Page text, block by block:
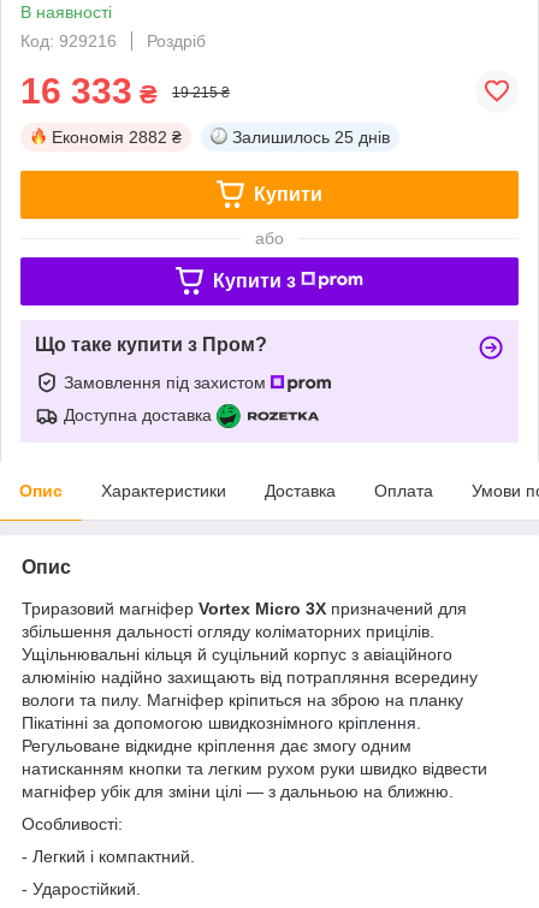
В наявності
Код: 929216
Роздріб
16 333 ₴ 19 215 ₴
Економія 2882 ₴ Залишилось 25 днів
Купити
або
Купити з
Що таке купити з Пром?
Замовлення під захистом
Доступна доставка
Опис Характеристики Доставка Оплата Умови
Опис
Триразовий магніфер Vortex Micro 3X призначений для
збільшення дальності огляду коліматорних прицілів.
Ущільнювальні кільця й суцільний корпус з авіаційного
алюмінію надійно захищають від потрапляння всередину
вологи та пилу. Магніфер кріпиться на зброю на планку
Пікатінні за допомогою швидкознімного кріплення
Регульоване відкидне кріплення дає змогу одним
натисканням кнопки та легким рухом руки швидко відвести
магніфер убік для зміни цілі — з дальньою на ближню.
Особливості:
- Легкий і компактний.
- Ударостійкий.